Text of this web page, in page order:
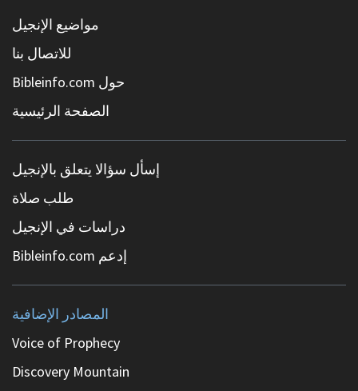
مواضيع الإنجيل
للاتصال بنا
حول Bibleinfo.com
الصفحة الرئيسية
إسأل سؤالا يتعلق بالإنجيل
طلب صلاة
دراسات في الإنجيل
إدعم Bibleinfo.com
المصادر الإضافية
Voice of Prophecy
Discovery Mountain